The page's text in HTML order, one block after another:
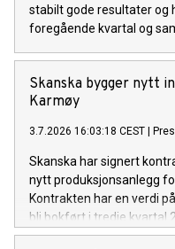
stabilt gode resultater og
foregående kvartal og
Skanska bygger nytt
Karmøy
3.7.2026 16:03:18 CEST
Skanska har signert
nytt produksjonsanlegg
Kontrakten har en verdi
bli bokført i tredje kvartal